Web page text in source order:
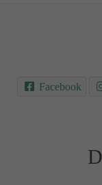
Facebook